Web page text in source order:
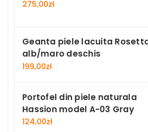
275,00zł
Geanta piele lacuita
alb/maro deschis
199,00zł
Portofel din piele naturala
Hassion model A-03 Gray
124,00zł